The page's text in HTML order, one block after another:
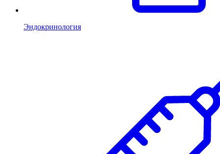
Эндокринология